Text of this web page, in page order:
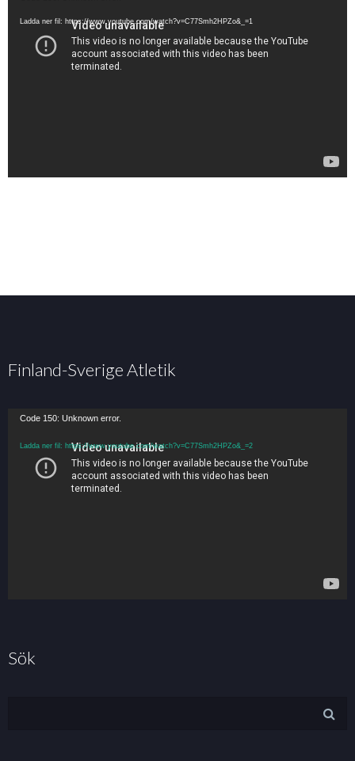
Ladda ner fil: https://www.youtube.com/watch?v=C77Smh2HPZo&_=1
Finland-Sverige Atletik
Code 150: Unknown error.
Ladda ner fil: https://www.youtube.com/watch?v=C77Smh2HPZo&_=2
Sök